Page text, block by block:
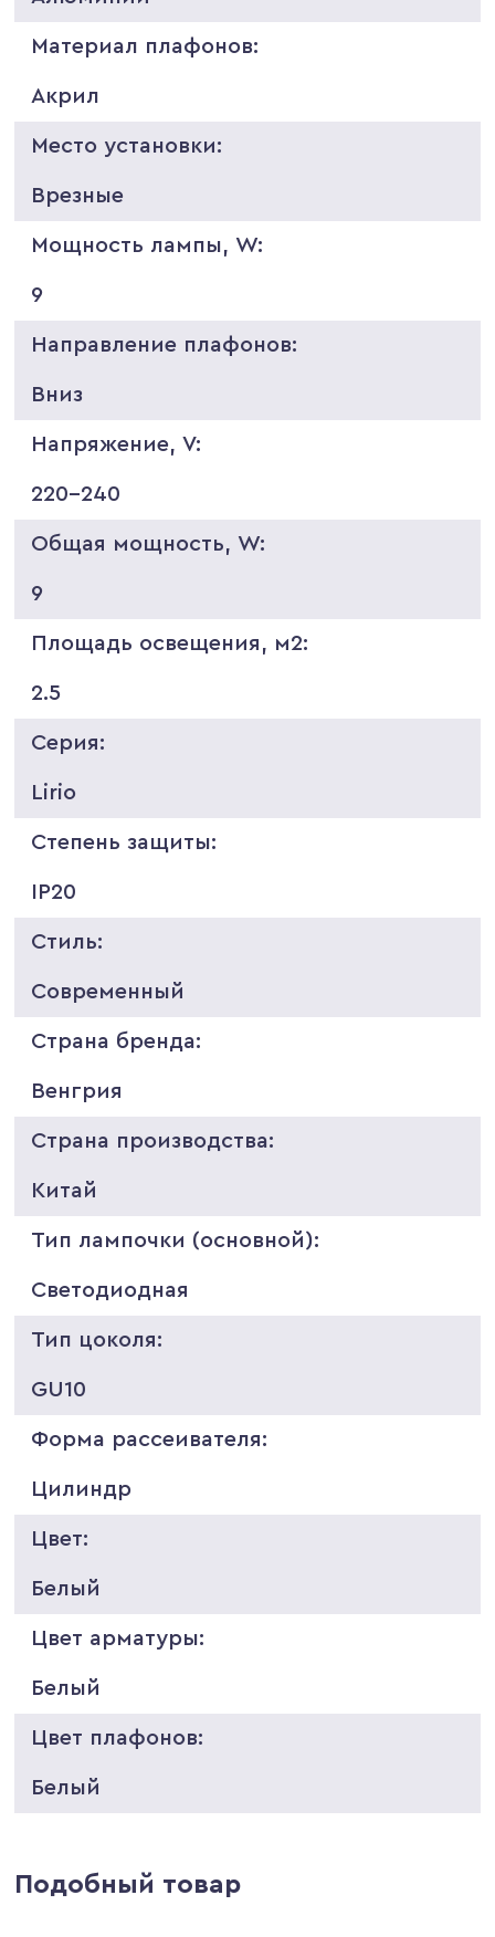
Материал плафонов:
Акрил
Место установки:
Врезные
Мощность лампы, W:
9
Направление плафонов:
Вниз
Напряжение, V:
220-240
Общая мощность, W:
9
Площадь освещения, м2:
2.5
Серия:
Lirio
Степень защиты:
IP20
Стиль:
Современный
Страна бренда:
Венгрия
Страна производства:
Китай
Тип лампочки (основной):
Светодиодная
Тип цоколя:
GU10
Форма рассеивателя:
Цилиндр
Цвет:
Белый
Цвет арматуры:
Белый
Цвет плафонов:
Белый
Подобный товар